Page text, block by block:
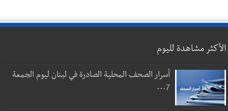
الأكثر مشاهدة لليوم
أسرار الصحف المحلية الصادرة في لبنان ليوم الجمعة
7...